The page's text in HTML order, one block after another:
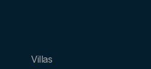
Villas